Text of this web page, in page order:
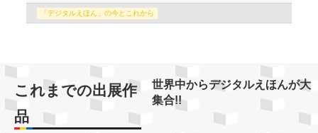
「デジタルえほん」の今とこれから
これまでの出展作
品
世界中からデジタルえほんが大
集合!!